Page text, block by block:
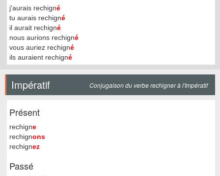
j'aurais rechigné
tu aurais rechigné
il aurait rechigné
nous aurions rechigné
vous auriez rechigné
ils auraient rechigné
Impératif Conjugaison du verbe rechigner à l'Impératif
Présent
rechigne
rechignons
rechignez
Passé